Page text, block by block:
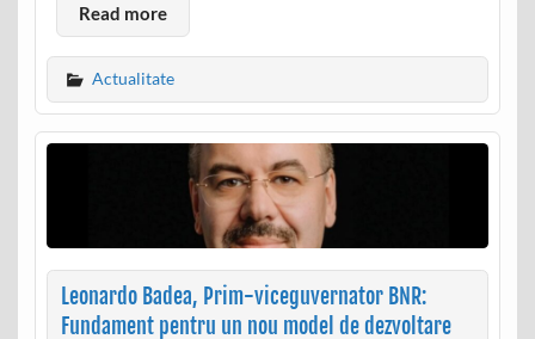
Read more
Actualitate
Leonardo Badea, Prim-viceguvernator BNR:
Fundament pentru un nou model de dezvoltare